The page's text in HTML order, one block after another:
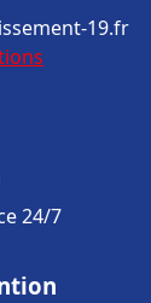
19.fr
24/7